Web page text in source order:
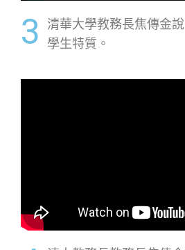
3
清華大學教務長焦傳金
學生特質。